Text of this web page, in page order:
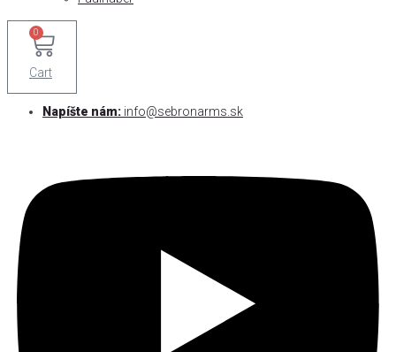
0
Cart
Napíšte nám: info@sebronarms.sk